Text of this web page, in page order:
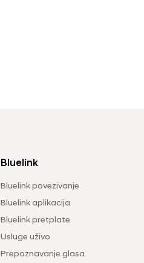
Bluelink
Bluelink povezivanje
Bluelink aplikacija
Bluelink pretplate
Usluge uživo
Prepoznavanje glasa